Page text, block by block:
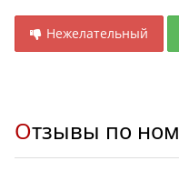
Нежелательный
Отзывы по